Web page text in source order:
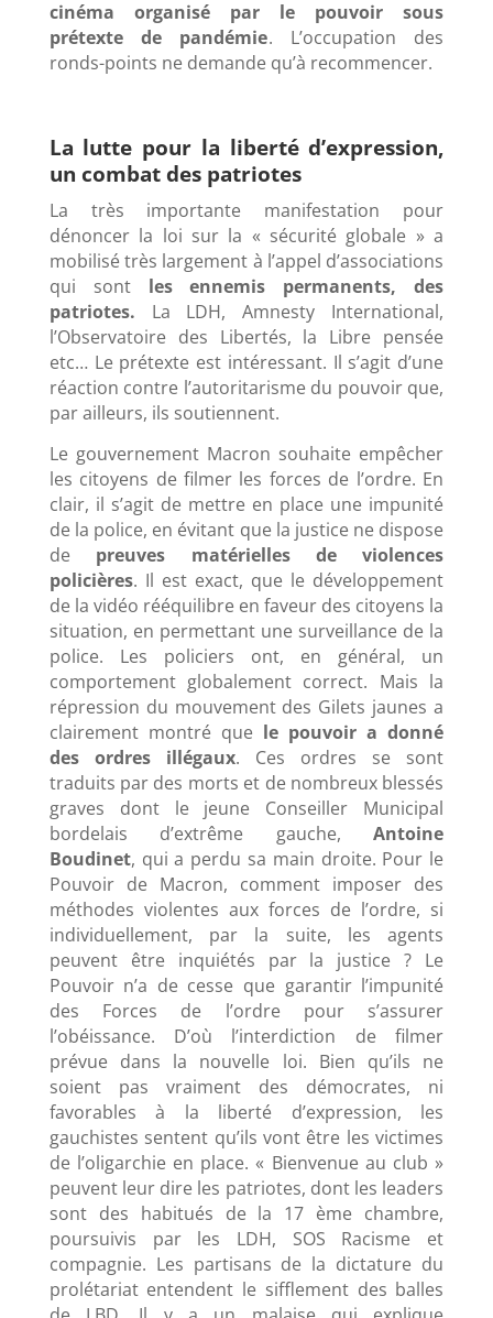
cinéma organisé par le pouvoir sous
prétexte de pandémie. L’occupation des
ronds-points ne demande qu’à recommencer.
La lutte pour la liberté d’expression,
un combat des patriotes
La très importante manifestation pour
dénoncer la loi sur la « sécurité globale » a
mobilisé très largement à l’appel d’associations
qui sont les ennemis permanents, des
patriotes. La LDH, Amnesty International,
l’Observatoire des Libertés, la Libre pensée
etc… Le prétexte est intéressant. Il s’agit d’une
réaction contre l’autoritarisme du pouvoir que,
par ailleurs, ils soutiennent.
Le gouvernement Macron souhaite empêcher
les citoyens de filmer les forces de l’ordre. En
clair, il s’agit de mettre en place une impunité
de la police, en évitant que la justice ne dispose
de preuves matérielles de violences
policières. Il est exact, que le développement
de la vidéo rééquilibre en faveur des citoyens la
situation, en permettant une surveillance de la
police. Les policiers ont, en général, un
comportement globalement correct. Mais la
répression du mouvement des Gilets jaunes a
clairement montré que le pouvoir a donné
des ordres illégaux. Ces ordres se sont
traduits par des morts et de nombreux blessés
graves dont le jeune Conseiller Municipal
bordelais d’extrême gauche,Antoine
Boudinet, qui a perdu sa main droite. Pour le
Pouvoir de Macron, comment imposer des
méthodes violentes aux forces de l’ordre, si
individuellement, par la suite, les agents
peuvent être inquiétés par la justice ? Le
Pouvoir n’a de cesse que garantir l’impunité
des Forces de l’ordre pour s’assurer
l’obéissance. D’où l’interdiction de filmer
prévue dans la nouvelle loi. Bien qu’ils ne
soient pas vraiment des démocrates, ni
favorables à la liberté d’expression, les
gauchistes sentent qu’ils vont être les victimes
de l’oligarchie en place. « Bienvenue au club »
peuvent leur dire les patriotes, dont les leaders
sont des habitués de la 17 ème chambre,
poursuivis par les LDH, SOS Racisme et
compagnie. Les partisans de la dictature du
prolétariat entendent le sifflement des balles